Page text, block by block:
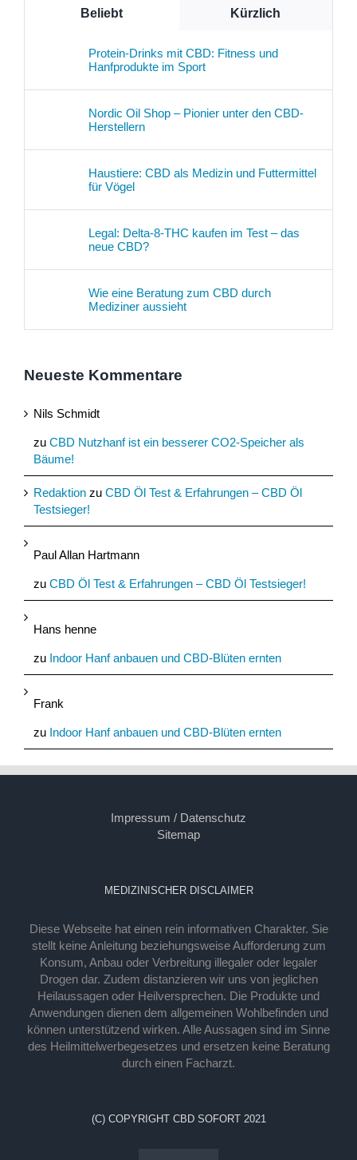
Beliebt Kürzlich
Protein-Drinks mit CBD: Fitness und
Hanfprodukte im Sport
Nordic Oil Shop – Pionier unter den CBD-
Herstellern
Haustiere: CBD als Medizin und Futtermittel
für Vögel
Legal: Delta-8-THC kaufen im Test – das
neue CBD?
Wie eine Beratung zum CBD durch
Mediziner aussieht
Neueste Kommentare
Nils Schmidt
zu CBD Nutzhanf ist ein besserer CO2-Speicher als
Bäume!
Redaktion zu CBD Öl Test & Erfahrungen – CBD Öl
Testsieger!
Paul Allan Hartmann
zu CBD Öl Test & Erfahrungen – CBD Öl Testsieger!
Hans henne
zu Indoor Hanf anbauen und CBD-Blüten ernten
Frank
zu Indoor Hanf anbauen und CBD-Blüten ernten
Impressum / Datenschutz
Sitemap
MEDIZINISCHER DISCLAIMER
Diese Webseite hat einen rein informativen Charakter. Sie
stellt keine Anleitung beziehungsweise Aufforderung zum
Konsum, Anbau oder Verbreitung illegaler oder legaler
Drogen dar. Zudem distanzieren wir uns von jeglichen
Heilaussagen oder Heilversprechen. Die Produkte und
Anwendungen dienen dem allgemeinen Wohlbefinden und
können unterstützend wirken. Alle Aussagen sind im Sinne
des Heilmittelwerbegesetzes und ersetzen keine Beratung
durch einen Facharzt.
(C) COPYRIGHT CBD SOFORT 2021